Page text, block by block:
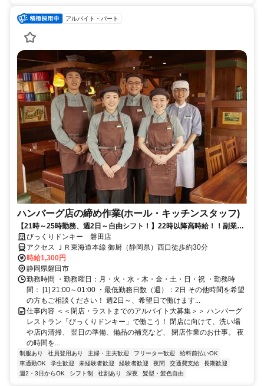
アルバイト・パート
ハンバーグ店の締め作業(ホール・キッチンスタッフ)
【21時～25時勤務、週2日～自由シフト！】22時以降高時給！！副業
OK！！嬉しい従業員特典が多数！未経験大歓迎！
びっくりドンキー 磐田店
アクセス ＪＲ東海道本線 御厨（静岡県）西口徒歩約30分
時給1,300円
静岡県磐田市
勤務時間 ・勤務曜日：月・火・水・木・金・土・日・祝 ・勤務時
間： [1] 21:00～01:00 ・最低勤務日数（週）：2日 その他時間を希望
の方もご相談ください！ 週2日～、希望日で働けます...
仕事内容 ＜＜閉店・ラストまでのアルバイト大募集＞＞ ハンバーグ
レストラン「びっくりドンキー」で働こう！ 閉店に向けて、洗い場
や店内清掃、 翌日の準備、備品の補充など、 閉店作業のお仕事。 夜
の時間を...
制服あり 社員登用あり 主婦・主夫歓迎 フリーター歓迎
給料前払いOK
車通勤OK
学生歓迎 未経験者歓迎 経験者歓迎 夜間 交通費支給
長期歓迎
週2・3日からOK
シフト制 社割あり 深夜 髪型・髪色自由